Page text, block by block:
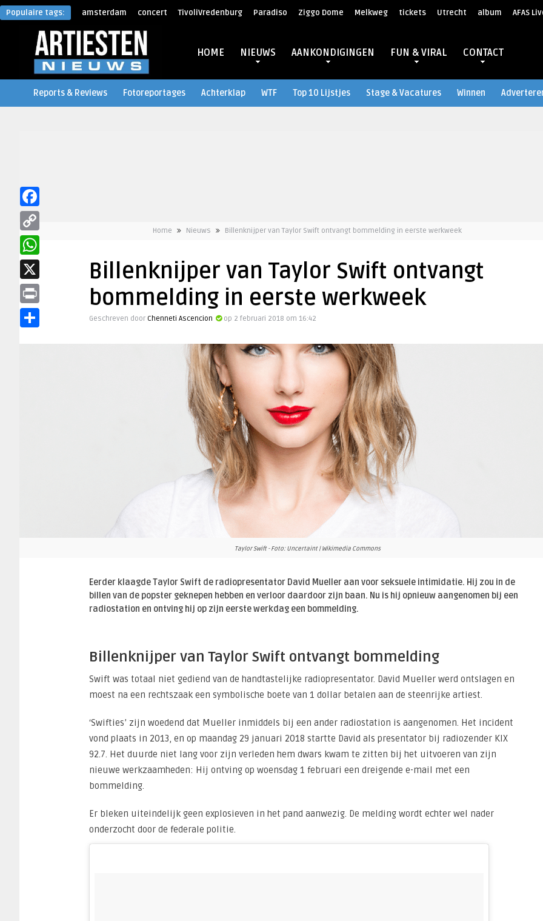
Populaire tags: amsterdam concert TivoliVredenburg Paradiso Ziggo Dome Melkweg tickets Utrecht album AFAS
HOME NIEUWS AANKONDIGINGEN FUN & VIRAL CONTACT
Reports & Reviews Fotoreportages Achterklap WTF Top 10 Lijstjes Stage & Vacatures Winnen
Home Nieuws Billenknijper van Taylor Swift ontvangt bommelding in eerste werkweek
Billenknijper van Taylor Swift ontvangt
bommelding in eerste werkweek
Geschreven door Chenneti Ascencion op 2 februari 2018 om 16:42
Taylor Swift - Foto: Uncertaint | Wikimedia Commons
Eerder klaagde Taylor Swift de radiopresentator David Mueller aan voor seksuele intimidatie. Hij zou in de
billen van de popster geknepen hebben en verloor daardoor zijn baan. Nu is hij opnieuw aangenomen bij een
radiostation en ontving hij op zijn eerste werkdag een bommelding.
Billenknijper van Taylor Swift ontvangt bommelding
Swift was totaal niet gediend van de handtastelijke radiopresentator. David Mueller werd ontslagen en
moest na een rechtszaak een symbolische boete van 1 dollar betalen aan de steenrijke artiest.
‘Swifties’ zijn woedend dat Mueller inmiddels bij een ander radiostation is aangenomen. Het incident
vond plaats in 2013, en op maandag 29 januari 2018 startte David als presentator bij radiozender KIX
92.7. Het duurde niet lang voor zijn verleden hem dwars kwam te zitten bij het uitvoeren van zijn
nieuwe werkzaamheden: Hij ontving op woensdag 1 februari een dreigende e-mail met een
bommelding.
Er bleken uiteindelijk geen explosieven in het pand aanwezig. De melding wordt echter wel nader
onderzocht door de federale politie.
Facebook
Copy
Link
WhatsApp
X
Print